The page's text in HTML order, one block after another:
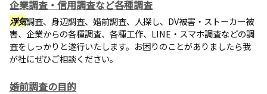
企業調査・信用調査など各種調査
浮気調査、身辺調査、婚前調査、人探し、DV被害・ストーカー被
害、企業からの各種調査、各種工作、LINE・スマホ調査などの調
査をしっかりと遂行いたします。お困りのことがありましたら我
が社にぜひご相談ください。
婚前調査の目的